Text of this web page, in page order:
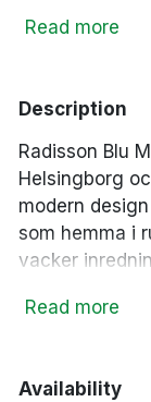
petsHusdjur
Read more
Description
Radisson Blu
Helsingborg
modern
som hemma i
vacker
inkluderar à
Read more
Availability